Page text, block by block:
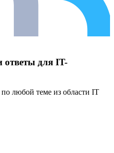
для IT-
любой теме из области IT